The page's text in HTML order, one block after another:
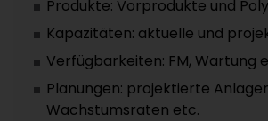
Produkte: Vorprodukte und
Kapazitäten: aktuelle und
Verfügbarkeiten: FM, Wartung
Planungen: projektierte
Wachstumsraten etc.